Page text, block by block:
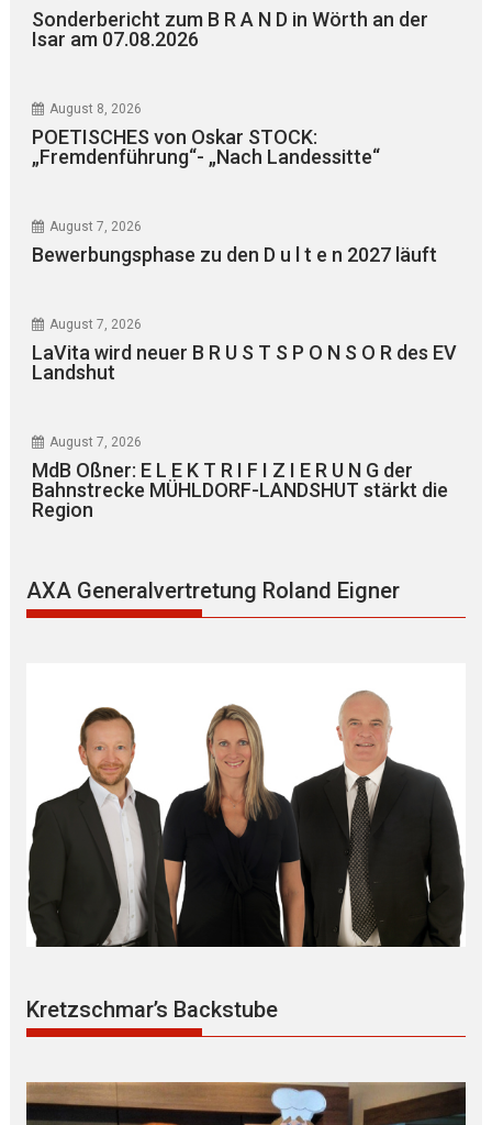
Sonderbericht zum B R A N D in Wörth an der
Isar am 07.08.2026
August 8, 2026
POETISCHES von Oskar STOCK:
„Fremdenführung“- „Nach Landessitte“
August 7, 2026
Bewerbungsphase zu den D u l t e n 2027 läuft
August 7, 2026
LaVita wird neuer B R U S T S P O N S O R des EV
Landshut
August 7, 2026
MdB Oßner: E L E K T R I F I Z I E R U N G der
Bahnstrecke MÜHLDORF-LANDSHUT stärkt die
Region
AXA Generalvertretung Roland Eigner
Kretzschmar’s Backstube